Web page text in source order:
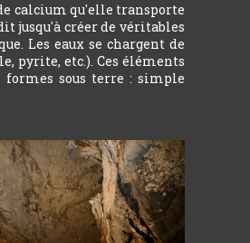
calcium qu'elle transporte
jusqu'à créer de véritables
Les eaux se chargent de
pyrite, etc.). Ces éléments
formes sous terre : simple